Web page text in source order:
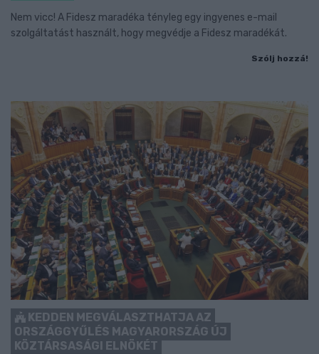
Nem vicc! A Fidesz maradéka tényleg egy ingyenes e-mail
szolgáltatást használt, hogy megvédje a Fidesz maradékát.
Szólj hozzá!
KEDDEN MEGVÁLASZTHATJA AZ
ORSZÁGGYŰLÉS MAGYARORSZÁG ÚJ
KÖZTÁRSASÁGI ELNÖKÉT